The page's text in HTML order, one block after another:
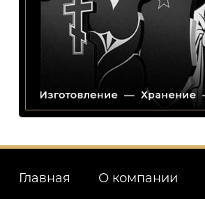
Главная О компании